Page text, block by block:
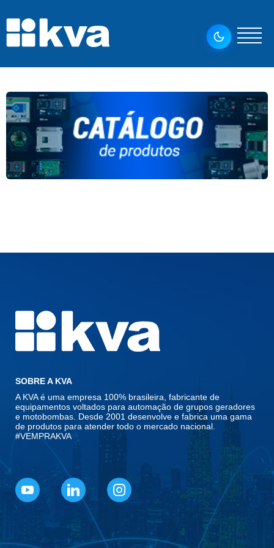
SOBRE A KVA
A KVA é uma empresa 100% brasileira, fabricante de
equipamentos voltados para automação de grupos geradores
e motobombas. Desde 2001 desenvolve e fabrica uma gama
de produtos para atender todo o mercado nacional.
#VEMPRAKVA